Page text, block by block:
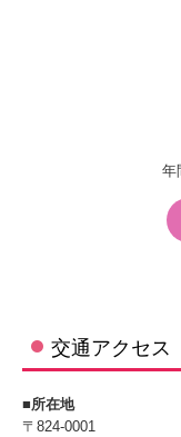
年
交通アクセス
■所在地
〒824-0001